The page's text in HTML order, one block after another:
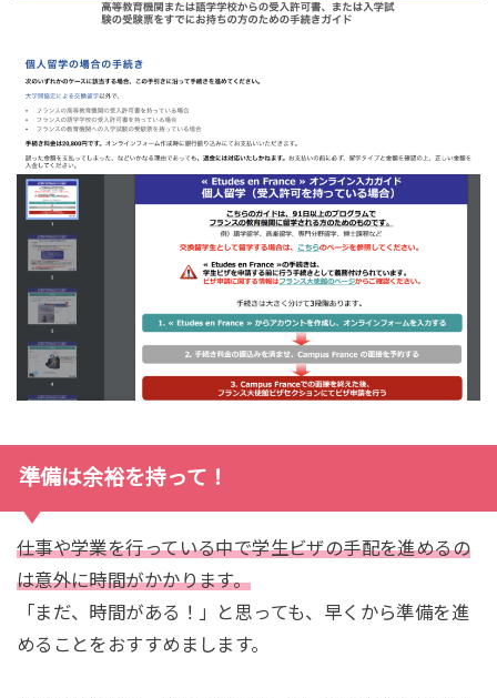
準備は余裕を持って！
仕事や学業を行っている中で学生ビザの手配を進めるの
は意外に時間がかかります。
「まだ、時間がある！」と思っても、早くから準備を進
めることをおすすめまします。